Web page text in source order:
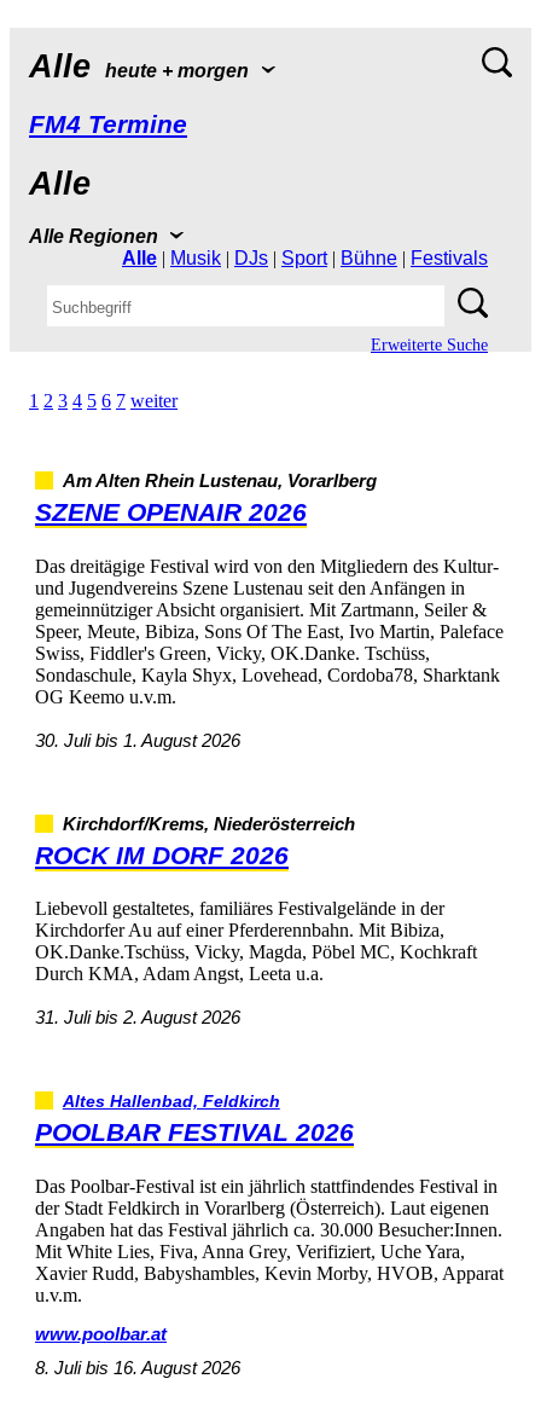
Alle heute+morgen
FM4Termine
Alle
AlleRegionen
Alle | Musik | DJs | Sport| Bühne | Festivals
ErweiterteSuche
1 2 3 4 5 6 7 weiter
AmAltenRheinLustenau,Vorarlberg
SZENEOPENAIR2026
DasdreitägigeFestivalwirdvondenMitgliederndesKultur-
undJugendvereinsSzeneLustenauseitdenAnfängenin
gemeinnützigerAbsichtorganisiert.MitZartmann,Seiler&
Speer,Meute,Bibiza,SonsOfTheEast,IvoMartin,Paleface
Swiss,Fiddler'sGreen,Vicky,OK.Danke.Tschüss,
Sondaschule,KaylaShyx,Lovehead,Cordoba78,Sharktank
OGKeemou.v.m.
30.Julibis1.August2026
Kirchdorf/Krems,Niederösterreich
ROCKIMDORF2026
Liebevollgestaltetes,familiäresFestivalgeländeinder
KirchdorferAuaufeinerPferderennbahn.MitBibiza,
OK.Danke.Tschüss,Vicky,Magda,PöbelMC,Kochkraft
DurchKMA,AdamAngst,Leetau.a.
31.Julibis2.August2026
AltesHallenbad,Feldkirch
POOLBARFESTIVAL2026
DasPoolbar-FestivalisteinjährlichstattfindendesFestivalin
derStadtFeldkirchinVorarlberg(Österreich).Lauteigenen
AngabenhatdasFestivaljährlichca.30.000Besucher:Innen.
MitWhiteLies,Fiva,AnnaGrey,Verifiziert,UcheYara,
XavierRudd,Babyshambles,KevinMorby,HVOB,Apparat
u.v.m.
www.poolbar.at
8.Julibis16.August2026